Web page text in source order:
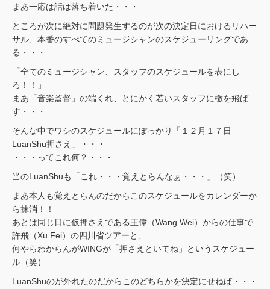
まあ一応は話は落ち着いた・・・
ところが次に絶対に問題発生するのが次の決定日におけるリハー
サル、本番のすべてのミュージシャンのスケジューリングであ
る・・・
「全てのミュージシャン、スタッフのスケジュールを表にし
ろ！！」
まあ「音楽監督」の端くれ、とにかく若いスタッフに檄を飛ば
す・・・
そんな中でワシのスケジュールにぽっかり「１２月１７日
LuanShu押さえ」・・・
・・・ってこれ何？・・・
当のLuanShuも「これ・・・覚えとらんなぁ・・・」（笑）
まあ本人も覚えとらんのだからこのスケジュールをカレンダーか
ら抹消！！
あとは同じ日に仮押さえである王偉（Wang Wei）からの仕事で
許飛（Xu Fei）の四川省ツアーと、
何やらわからんがWINGが「押さえといてね」というスケジュー
ル（笑）
LuanShuのが外れたのだからこのどちらかを決定にせねば・・・